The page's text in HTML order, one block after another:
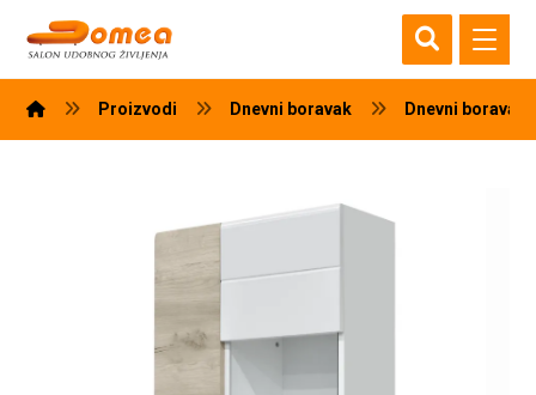
Proizvodi Dnevni boravak Dnevni boravak